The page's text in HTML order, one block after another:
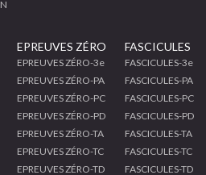
EPREUVES ZÉRO
EPREUVES ZÉRO-3e
EPREUVES ZÉRO-PA
EPREUVES ZÉRO-PC
EPREUVES ZÉRO-PD
EPREUVES ZÉRO-TA
EPREUVES ZÉRO-TC
EPREUVES ZÉRO-TD
FASCICULES
FASCICULES-3e
FASCICULES-PA
FASCICULES-PC
FASCICULES-PD
FASCICULES-TA
FASCICULES-TC
FASCICULES-TD